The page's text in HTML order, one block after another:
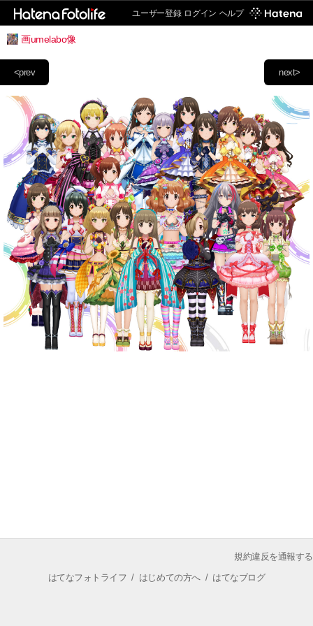
ユーザー登録 ログイン ヘルプ
画umelabo像
next>
<prev
規約違反を通報する
はてなフォトライフ / はじめての方へ/ はてなブログ